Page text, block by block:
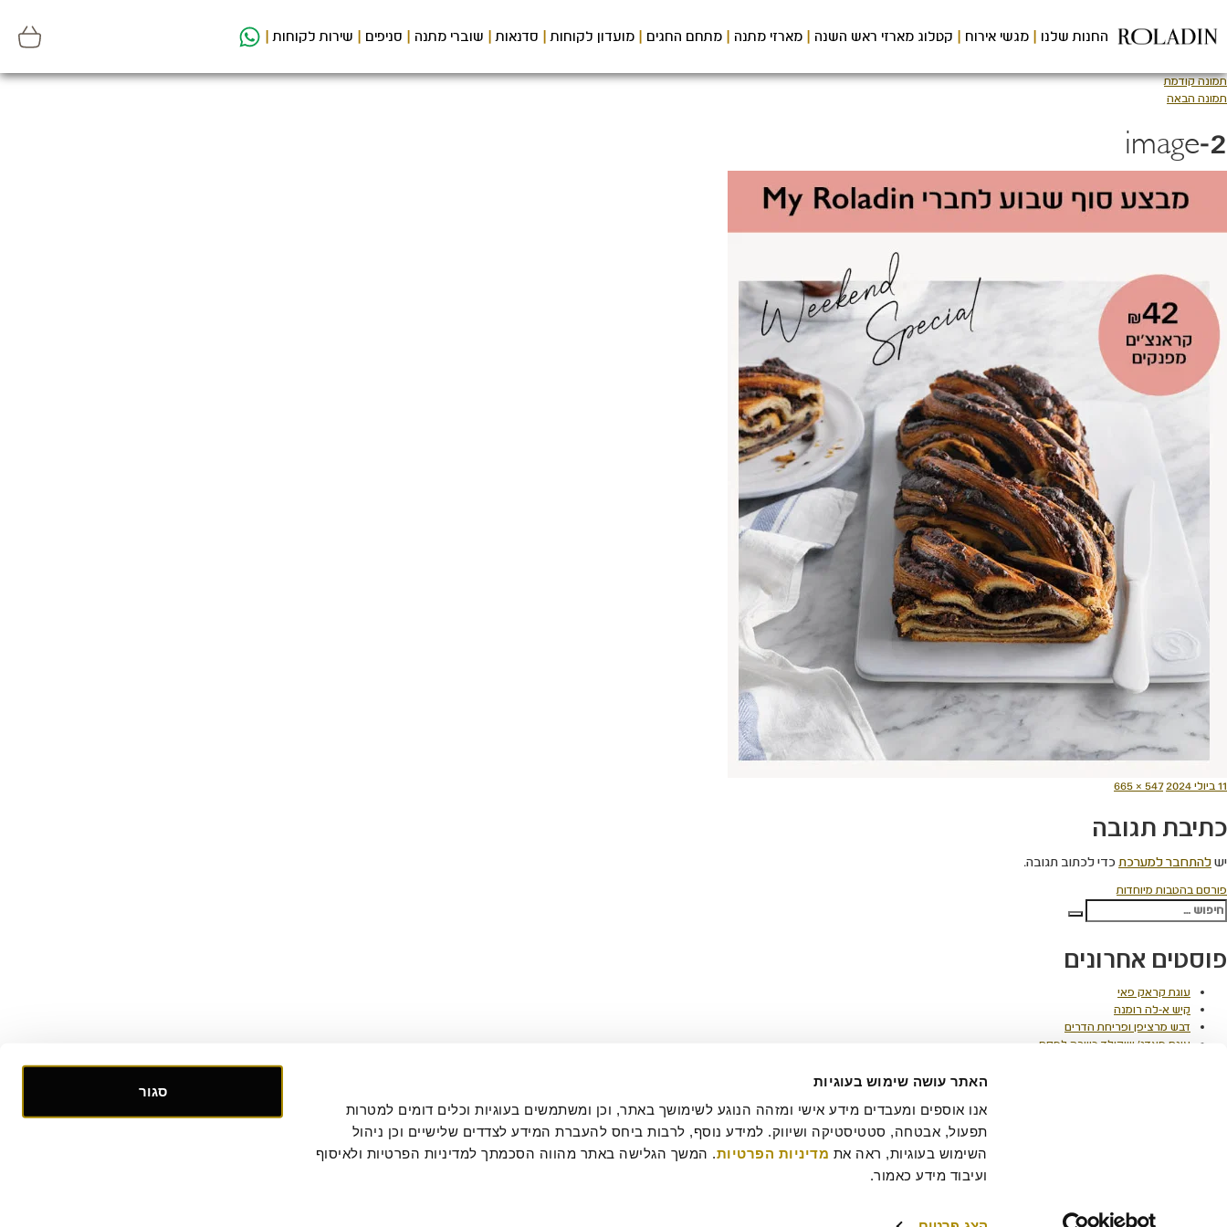
האתר עושה שימוש בעוגיות
השימוש בעוגיות, ראה את מדיניות הפרטיות
ועיבוד מידע כאמור.
סגור
לתוכן
המרכזי
החנות שלנו מגשי אירוח קטלוג מארזי ראש השנה מארזי מתנה מתחם החגים מועדון לקוחות סדנאות שוברי מתנה סניפים שירות לקוחות
תמונה קודמת
תמונה הבאה
image-2
פורסם
11 ביולי 2024
מסך
547 × 665
כתיבת תגובה
ישלהתחבר למערכתכדי לכתוב תגובה.
ניווט
פורסם בהטבות מיוחדות
חפש:
חיפוש
פוסטים אחרונים
עוגת קראק פאי
קיש א-לה רומנה
דבש מרציפן ופריחת הדרים
עוגת פאדג' שוקולד כשרה לפסח
הצהרת נגישות מדיניות פרטיות ביטול עסקה מדיניות ביטולים וסדנאות שאלות ותשובות
דרושים
תקנון מדיניות מצלמות אבטחה